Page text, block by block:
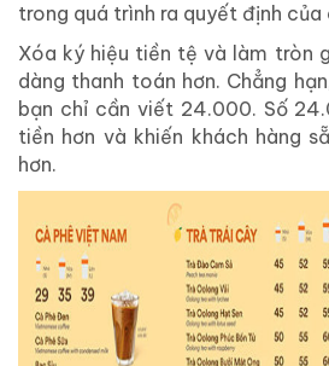
trong quá trình ra quyết định của
Xóa ký hiệu tiền tệ và làm tròn
dàng thanh toán hơn. Chẳng
bạn chỉ cần viết 24.000. Số
tiền hơn và khiến khách hàng
hơn.